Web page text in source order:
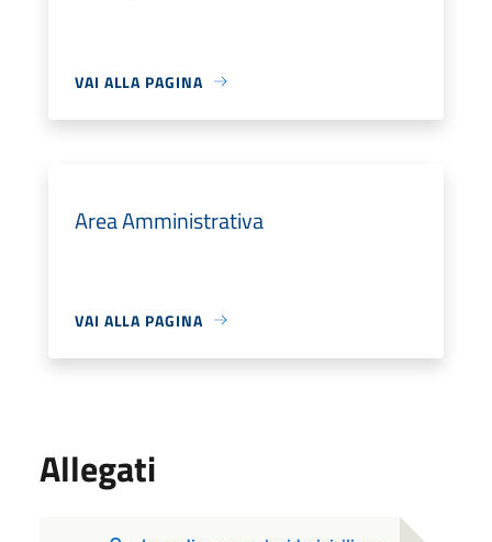
VAI ALLA PAGINA
Area Amministrativa
VAI ALLA PAGINA
Allegati